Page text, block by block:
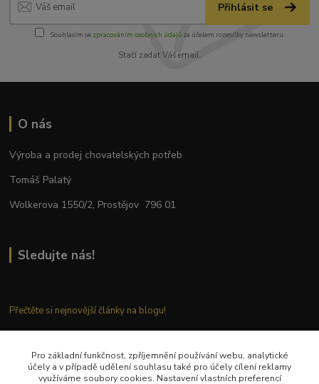
Přihlásit se
Souhlasím se zpracováním osobních údajůza účelem rozesílky newsletteru.
Stačí zadat Váš email.
O nás
Výroba a prodej chovatelských potřeb
Tomáš Palatý
Wolkerova 1550/2, Prostějov 796 01
Sledujte nás!
Přečtěte si nejnovější články na blogu!
Kontaktujte nás
Pro základní funkčnost, zpříjemnění používání webu, analytické
účely a v případě udělení souhlasu také pro účely cílení reklamy
využíváme soubory cookies. Nastavení vlastních preferencí